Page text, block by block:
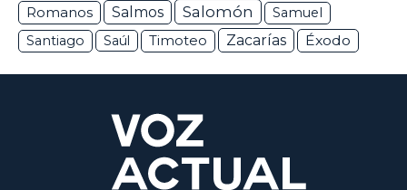
Romanos Salmos Salomón
Samuel
Santiago
Saúl Timoteo Zacarías Éxodo